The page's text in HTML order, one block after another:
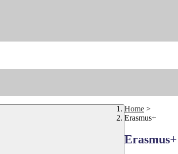
Home >
Erasmus+
Erasmus+